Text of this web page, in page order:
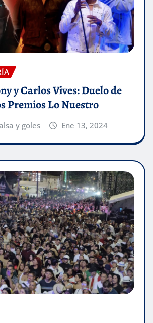
y Carlos Vives: Duelo de
Premios Lo Nuestro
y goles Ene 13, 2024